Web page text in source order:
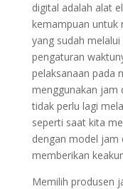
digital adalah alat
kemampuan untuk
yang sudah
pengaturan
pelaksanaan pada
menggunakan jam
tidak perlu lagi
seperti saat kita
dengan model
memberikan
Memilih produsen